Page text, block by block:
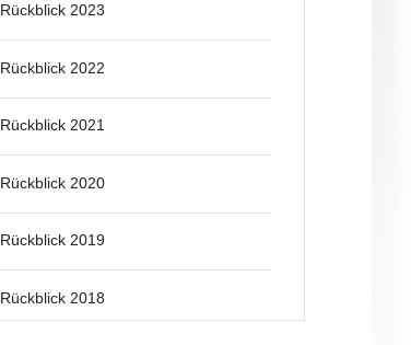
Rückblick 2023
Rückblick 2022
Rückblick 2021
Rückblick 2020
Rückblick 2019
Rückblick 2018